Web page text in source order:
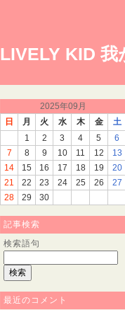
LIVELY KID
2025年09月
日
月 火 水 木 金
土
1
2 3 4 5
6
7
8 9 10 11 12
13
14
15 16 17 18 19
20
21
22 23 24 25 26
27
28
29 30
記事検索
検索語句
最近のコメント